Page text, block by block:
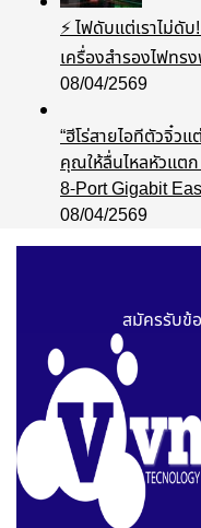
⚡ ไฟดับแต่เราไม่ดั
เครื่องสำรองไฟทร
08/04/2569
“ฮีโร่สายไอทีตัวจิ๋ว
คุณให้ลื่นไหลหัวแต
8-Port Gigabit
08/04/2569
สมัครรับข้